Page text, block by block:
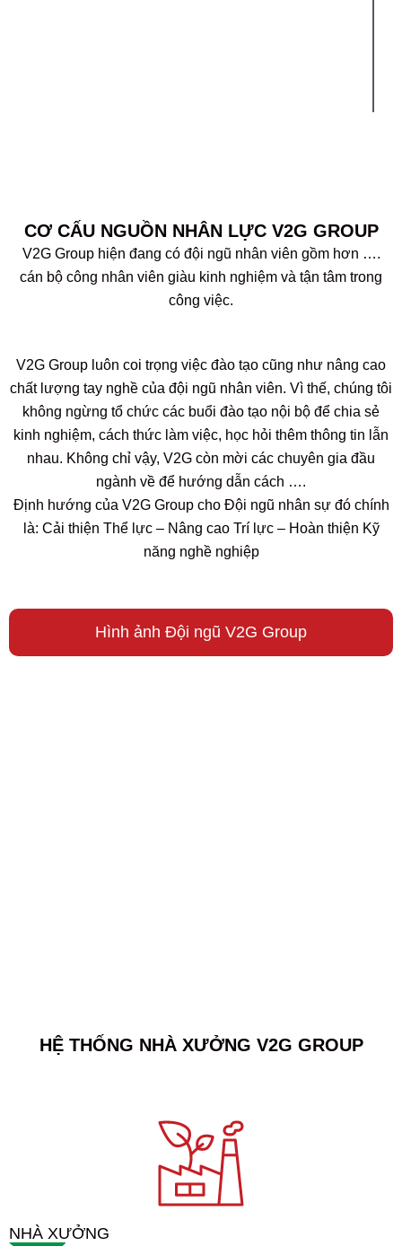
CƠ CẤU NGUỒN NHÂN LỰC V2G GROUP
V2G Group hiện đang có đội ngũ nhân viên gồm hơn ….
cán bộ công nhân viên giàu kinh nghiệm và tận tâm trong
công việc.
V2G Group luôn coi trọng việc đào tạo cũng như nâng cao
chất lượng tay nghề của đội ngũ nhân viên. Vì thế, chúng tôi
không ngừng tổ chức các buổi đào tạo nội bộ để chia sẻ
kinh nghiệm, cách thức làm việc, học hỏi thêm thông tin lẫn
nhau. Không chỉ vậy, V2G còn mời các chuyên gia đầu
ngành về để hướng dẫn cách ….
Định hướng của V2G Group cho Đội ngũ nhân sự đó chính
là: Cải thiện Thể lực – Nâng cao Trí lực – Hoàn thiện Kỹ
năng nghề nghiệp
Hình ảnh Đội ngũ V2G Group
HỆ THỐNG NHÀ XƯỞNG V2G GROUP
NHÀ XƯỞNG